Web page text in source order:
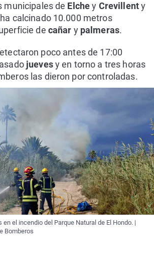
municipales de Elchey Crevillenty
calcinado 10.000 metros
de cañar y palmeras.
poco antes de 17:00
juevesy en torno a tres horas
las dieron por controladas.
el incendio del Parque Natural de El Hondo. |
Bomberos